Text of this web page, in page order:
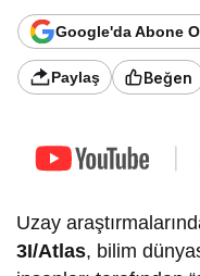
Google'da Abone
Paylaş Beğen
Uzay
3I/Atlas, bilim